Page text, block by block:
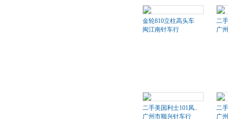
金轮810立柱高头车
闽江南针车行
二
广
二手美国利士101凤..
广州市顺兴针车行
二
广